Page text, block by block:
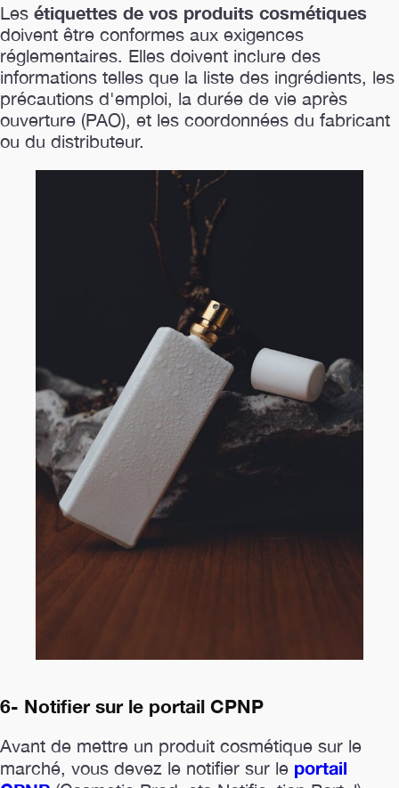
Les étiquettes de vos produits cosmétiques
doivent être conformes aux exigences
réglementaires. Elles doivent inclure des
informations telles que la liste des ingrédients, les
précautions d'emploi, la durée de vie après
ouverture (PAO), et les coordonnées du fabricant
ou du distributeur.
6- Notifier sur le portail CPNP
Avant de mettre un produit cosmétique sur le
marché, vous devez le notifier sur le portail